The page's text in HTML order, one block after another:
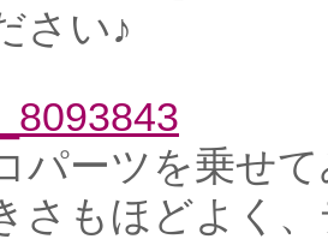
さい♪
パーツを乗せ
さもほどよく